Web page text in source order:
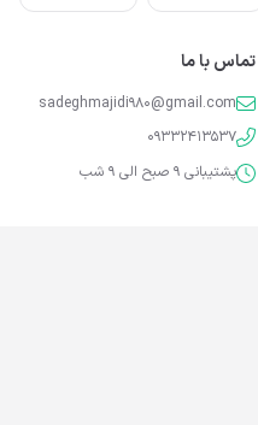
تماس با ما
sadeghmajidi980@gmail.com
09332413537
پشتیبانی 9 صبح الی 9 شب